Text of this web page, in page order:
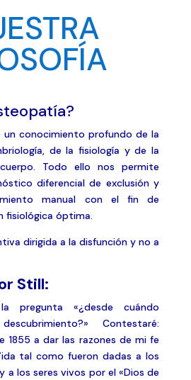
un conocimiento profundo de la
de la fisiología y de la
Todo ello nos permite
diferencial de exclusión y
manual con el fin de
fisiológica óptima.
dirigida a la disfunción y no a
Still:
pregunta «¿desde cuándo
Contestaré:
1855 a dar las razones de mi fe
tal como fueron dadas a los
a los seres vivos por el «Dios de